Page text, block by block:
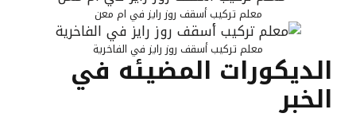
معلم تركيب أسقف روز رايز في ام معن
معلم تركيب أسقف روز رايز في الفاخرية
الديكورات المضيئه في
الخبر